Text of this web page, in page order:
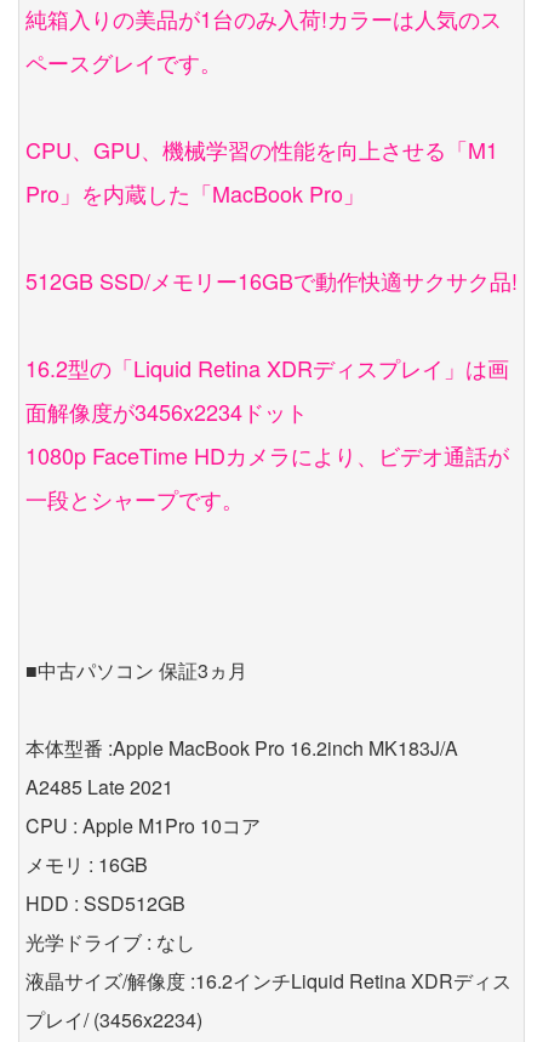
純箱入りの美品が1台のみ入荷!カラーは人気のス
ペースグレイです。
CPU、GPU、機械学習の性能を向上させる「M1
Pro」を内蔵した「MacBook Pro」
512GB SSD/メモリー16GBで動作快適サクサク品!
16.2型の「Liquid Retina XDRディスプレイ」は画
面解像度が3456x2234ドット
1080p FaceTime HDカメラにより、ビデオ通話が
一段とシャープです。
■中古パソコン 保証3ヵ月
本体型番 :Apple MacBook Pro 16.2inch MK183J/A
A2485 Late 2021
CPU : Apple M1Pro 10コア
メモリ : 16GB
HDD : SSD512GB
光学ドライブ : なし
液晶サイズ/解像度 :16.2インチLiquid Retina XDRディス
プレイ/ (3456x2234)